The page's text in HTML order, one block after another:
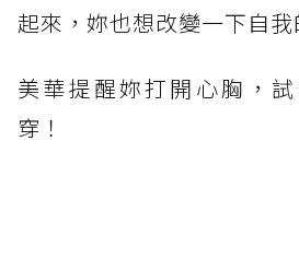
起來，妳也想改變一下自我
美華提醒妳打開心胸，
穿！